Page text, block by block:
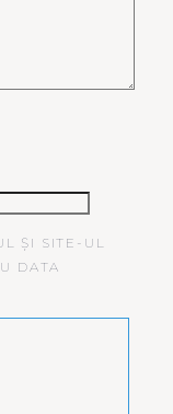
ȘI SITE-UL
DATA